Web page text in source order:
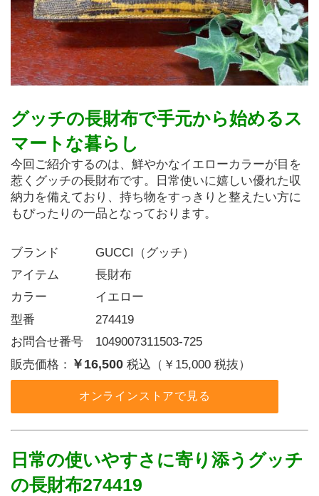
グッチの長財布で手元から始めるス
マートな暮らし
今回ご紹介するのは、鮮やかなイエローカラーが目を
惹くグッチの長財布です。日常使いに嬉しい優れた収
納力を備えており、持ち物をすっきりと整えたい方に
もぴったりの一品となっております。
ブランド   GUCCI（グッチ）
アイテム   長財布
カラー    イエロー
型番     274419
お問合せ番号 1049007311503-725
販売価格： ￥16,500 税込（￥15,000 税抜）
オンラインストアで見る
日常の使いやすさに寄り添うグッチ
の長財布274419